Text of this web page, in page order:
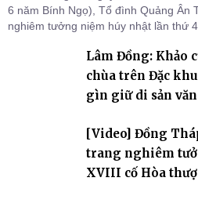
6 năm Bính Ngọ), Tổ đình Quảng Ân
nghiêm tưởng niệm húy nhật lần thứ
Chư Tôn đức Tăng Ni, môn đồ pháp
Phật tử đã đồng vân tập về đạo
Lâm Đồng: Khảo
chùa trên Đặc
gìn giữ di sản
[Video] Đồng
trang nghiêm
XVIII cố Hòa